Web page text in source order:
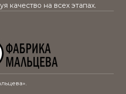
качество на всех этапах.